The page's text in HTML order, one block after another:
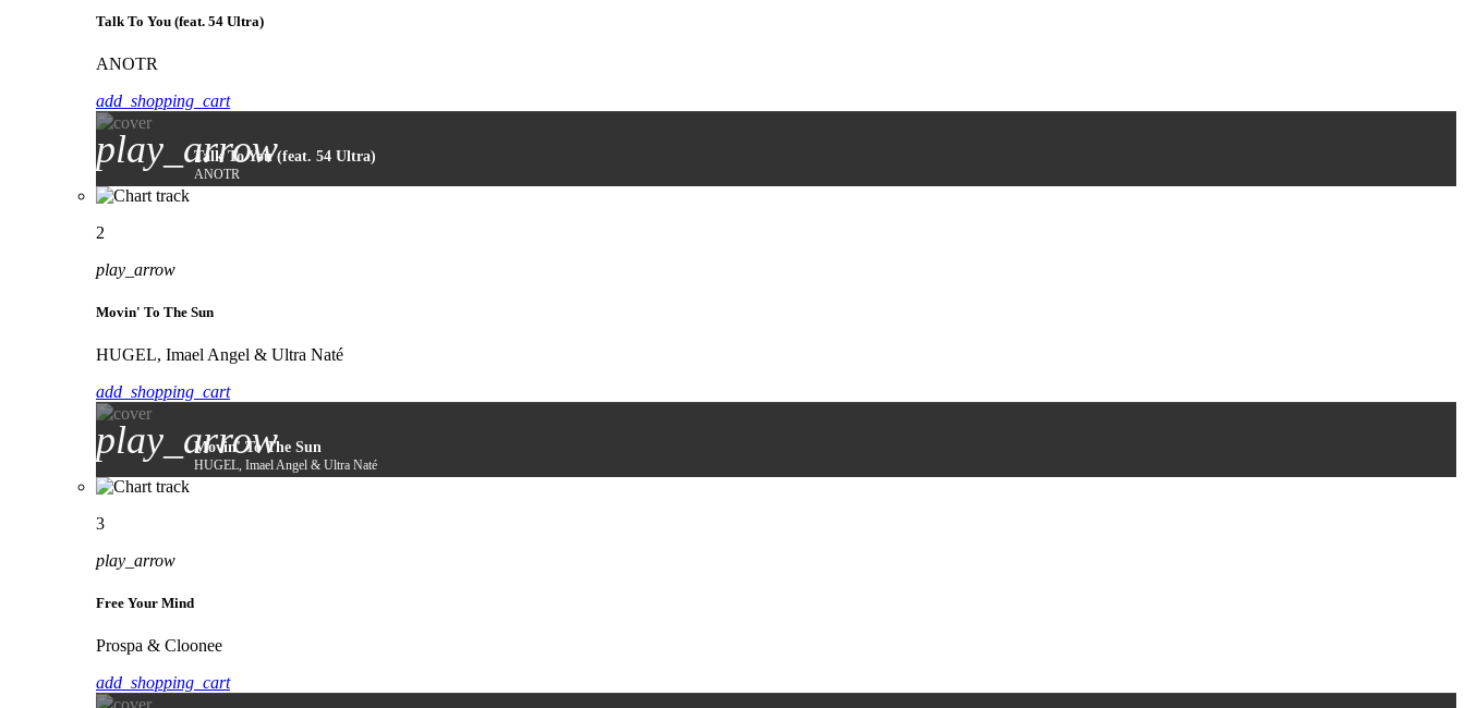
Talk To You (feat. 54 Ultra)
ANOTR
add_shopping_cart
play_arrowTalk To You (feat. 54 Ultra)
ANOTR
2
play_arrow
Movin' To The Sun
HUGEL, Imael Angel & Ultra Naté
add_shopping_cart
play_arrow
Movin' To The Sun
HUGEL, Imael Angel & Ultra Naté
3
play_arrow
Free Your Mind
Prospa & Cloonee
add_shopping_cart